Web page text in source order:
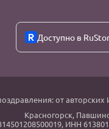
Доступно в
от
Красногорск,
ИНН